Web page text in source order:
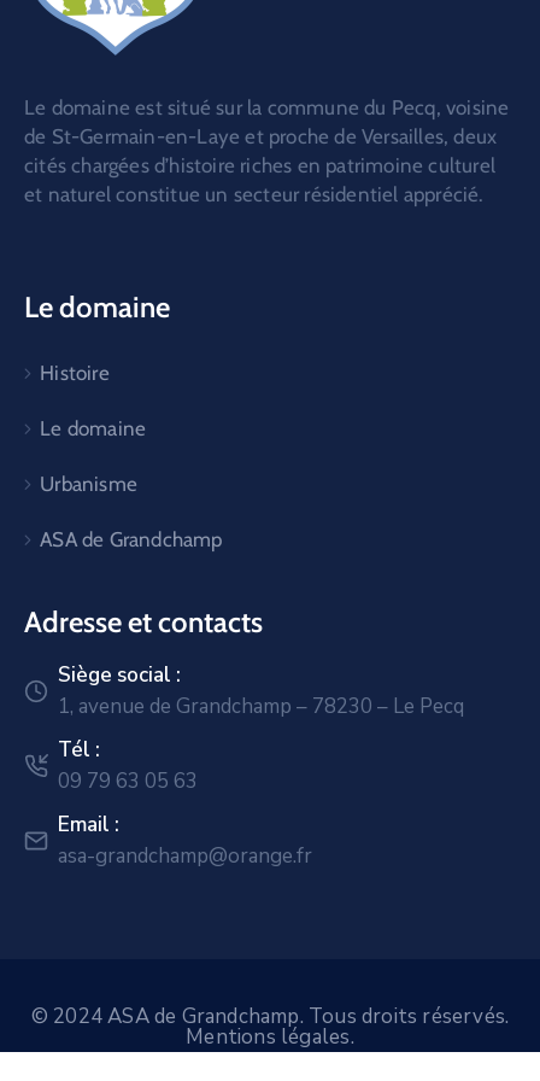
Le domaine est situé sur la commune du Pecq, voisine
de St-Germain-en-Laye et proche de Versailles, deux
cités chargées d’histoire riches en patrimoine culturel
et naturel constitue un secteur résidentiel apprécié.
Le domaine
Histoire
Le domaine
Urbanisme
ASA de Grandchamp
Adresse et contacts
Siège social :
1, avenue de Grandchamp – 78230 – Le Pecq
Tél :
09 79 63 05 63
Email :
asa-grandchamp@orange.fr
© 2024 ASA de Grandchamp. Tous droits réservés.
Mentions légales.